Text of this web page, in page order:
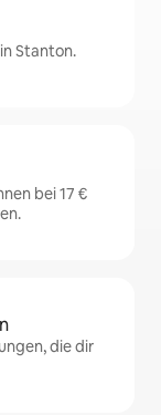
Stanton.
bei 17 €
die dir